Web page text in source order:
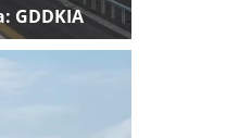
GDDKIA